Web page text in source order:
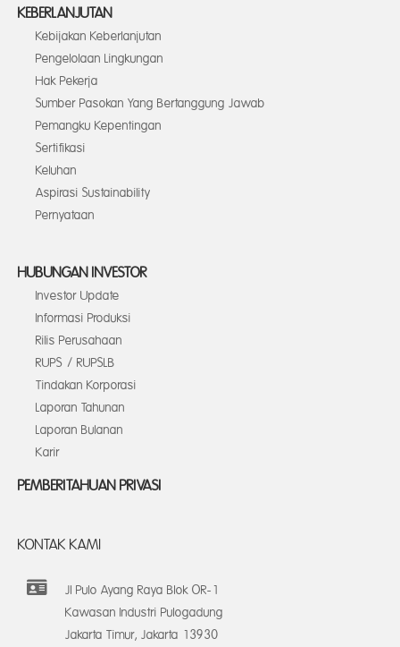
KEBERLANJUTAN
Kebijakan Keberlanjutan
Pengelolaan Lingkungan
Hak Pekerja
Sumber Pasokan Yang Bertanggung Jawab
Pemangku Kepentingan
Sertifikasi
Keluhan
Aspirasi Sustainability
Pernyataan
HUBUNGAN INVESTOR
Investor Update
Informasi Produksi
Rilis Perusahaan
RUPS / RUPSLB
Tindakan Korporasi
Laporan Tahunan
Laporan Bulanan
Karir
PEMBERITAHUAN PRIVASI
KONTAK KAMI
Jl Pulo Ayang Raya Blok OR-1
Kawasan Industri Pulogadung
Jakarta Timur, Jakarta 13930